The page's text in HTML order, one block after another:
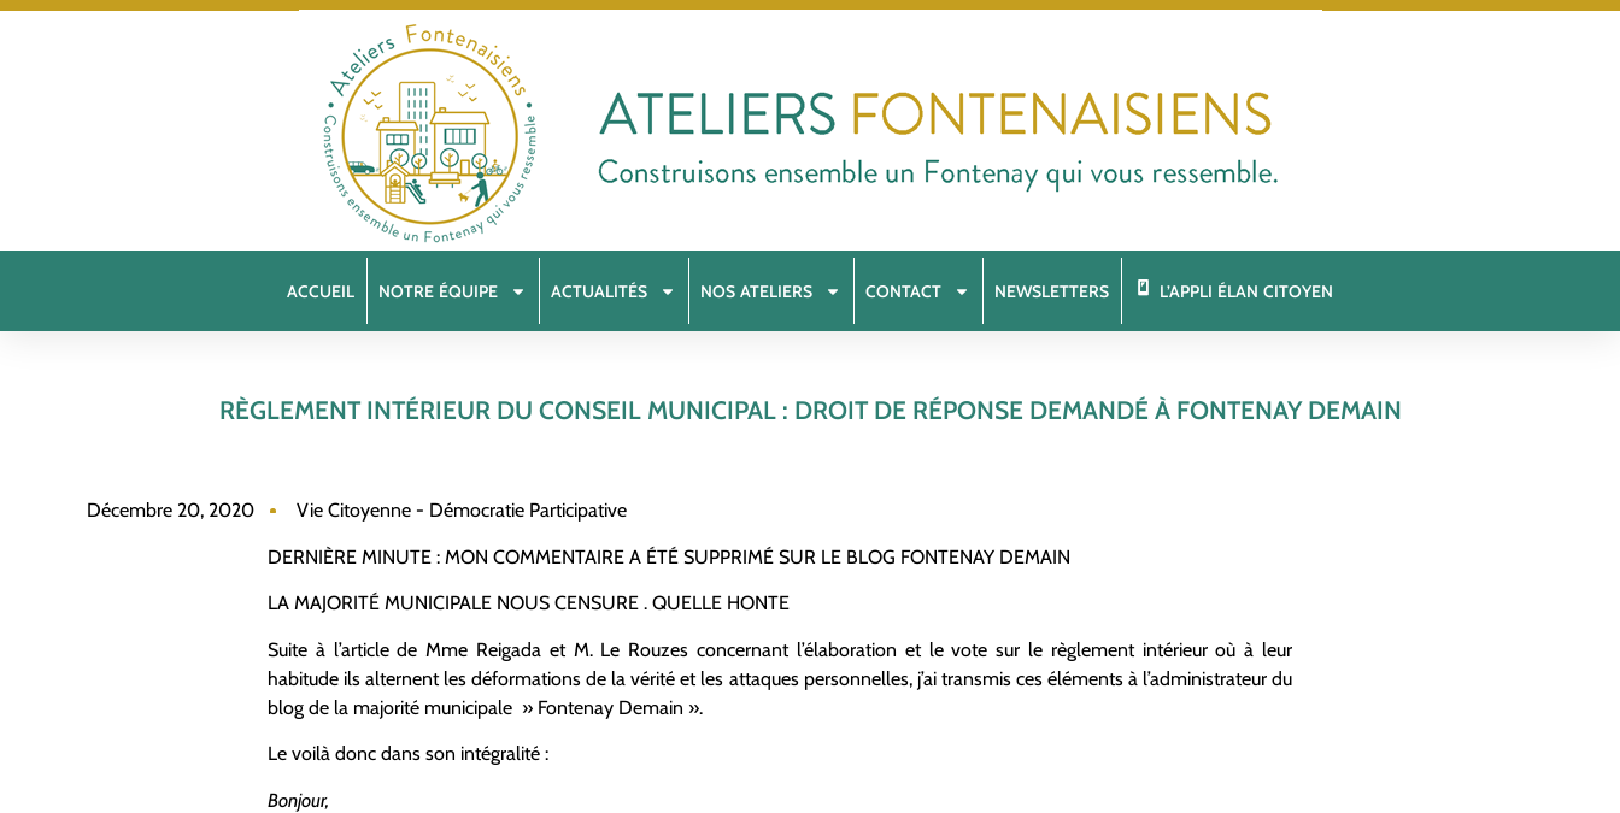
ACCUEIL NOTRE ÉQUIPE ACTUALITÉS NOS ATELIERS CONTACT NEWSLETTERS L’APPLI ÉLAN CITOYEN
RÈGLEMENT INTÉRIEUR DU CONSEIL MUNICIPAL : DROIT DE RÉPONSE DEMANDÉ À FONTENAY DEMAIN
Décembre 20, 2020 Vie Citoyenne - Démocratie Participative
DERNIÈRE MINUTE : MON COMMENTAIRE A ÉTÉ SUPPRIMÉ SUR LE BLOG FONTENAY DEMAIN
LA MAJORITÉ MUNICIPALE NOUS CENSURE . QUELLE HONTE
Suite à l’article de Mme Reigada et M. Le Rouzes concernant l’élaboration et le vote sur le règlement intérieur où à leur
habitude ils alternent les déformations de la vérité et les attaques personnelles, j’ai transmis ces éléments à l’administrateur du
blog de la majorité municipale » Fontenay Demain ».
Le voilà donc dans son intégralité :
Bonjour,